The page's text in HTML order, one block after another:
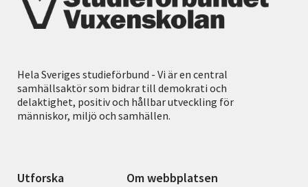
Hela Sveriges studieförbund - Vi är en central
samhällsaktör som bidrar till demokrati och
delaktighet, positiv och hållbar utveckling för
människor, miljö och samhällen.
Utforska Om webbplatsen